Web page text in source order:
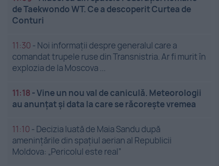
de Taekwondo WT. Ce a descoperit Curtea de
Conturi
11:30 - Noi informații despre generalul care a
comandat trupele ruse din Transnistria. Ar fi murit în
explozia de la Moscova ...
11:18 -Vine un nou val de caniculă. Meteorologii
au anunțat și data la care se răcorește vremea
11:10 - Decizia luată de Maia Sandu după
amenințările din spațiul aerian al Republicii
Moldova: „Pericolul este real”